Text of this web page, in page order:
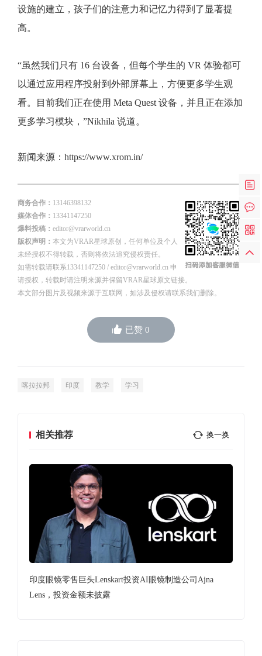
设施的建立，孩子们的注意力和记忆力得到了显著提
高。
“虽然我们只有 16 台设备，但每个学生的 VR 体验都可
以通过应用程序投射到外部屏幕上，方便更多学生观
看。目前我们正在使用 Meta Quest 设备，并且正在添加
更多学习模块，”Nikhila 说道。
新闻来源： https://www.xrom.in/
商务合作： 13146398132
媒体合作： 13341147250
爆料投稿： editor@vrarworld.cn
版权声明： 本文为VRAR星球原创，任何单位及个人
未经授权不得转载，否则将依法追究侵权责任。
如需转载请联系13341147250 / editor@vrarworld.cn 申
请授权，转载时请注明来源并保留VRAR星球原文链接。
本文部分图片及视频来源于互联网，如涉及侵权请联系我们删除。
已赞 0
喀拉拉邦 印度 教学 学习
相关推荐 换一换
印度眼镜零售巨头Lenskart投资AI眼镜制造公司Ajna
Lens，投资金额未披露